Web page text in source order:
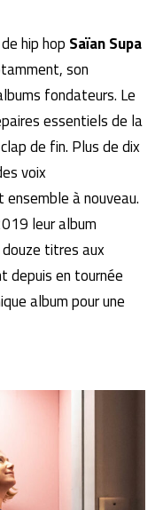
hip hop Saïan Supa
son
fondateurs. Le
essentiels de la
de fin. Plus de dix
voix
à nouveau.
leur album
titres aux
depuis en tournée
album pour une